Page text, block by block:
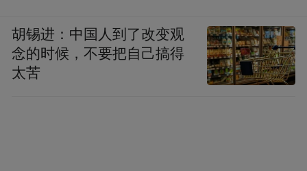
胡锡进：中国人到了改变观
念的时候，不要把自己搞得
太苦